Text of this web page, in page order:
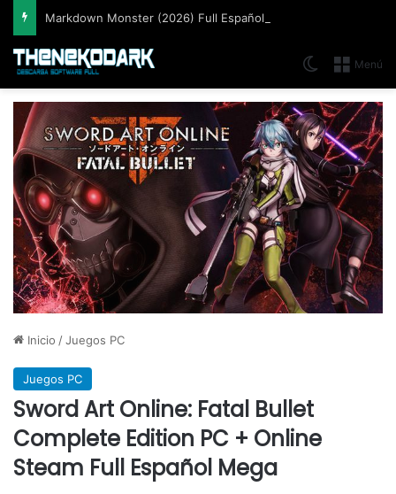
Markdown Monster (2026) Full Español [Mega]
Menú
Switch skin
Inicio /Juegos PC
Juegos PC
Sword Art Online: Fatal Bullet
Complete Edition PC + Online
Steam Full Español Mega